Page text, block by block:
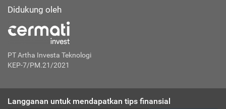
Didukung oleh
PT Artha Investa Teknologi
KEP-7/PM.21/2021
Langganan untuk mendapatkan tips finansial